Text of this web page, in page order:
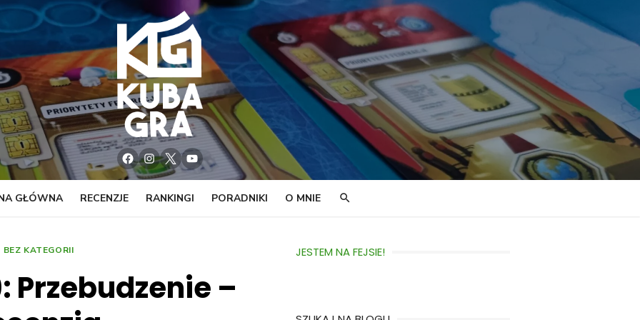
Facebook
Instagram
TwitterYouTube
GŁÓWNA RECENZJE RANKINGI PORADNIKI O MNIE
BEZ KATEGORII
Przebudzenie –
JESTEM NA FEJSIE!